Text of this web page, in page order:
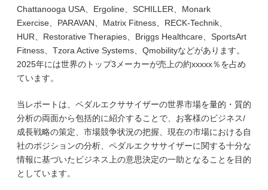
Chattanooga USA、Ergoline、SCHILLER、Monark
Exercise、PARAVAN、Matrix Fitness、RECK-Technik、
HUR、Restorative Therapies、Briggs Healthcare、SportsArt
Fitness、Tzora Active Systems、Qmobilityなどがあります。
2025年には世界のトップ3メーカーが売上の約xxxxx％を占め
ています。
当レポートは、ペダルエクササイザーの世界市場を量的・質的
分析の両面から包括的に紹介することで、お客様のビジネス/
成長戦略の策定、市場競争状況の把握、現在の市場における自
社のポジションの分析、ペダルエクササイザーに関する十分な
情報に基づいたビジネス上の意思決定の一助となることを目的
としています。